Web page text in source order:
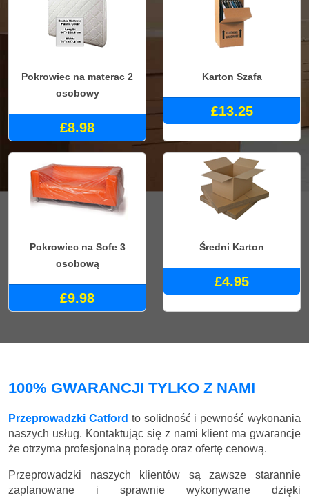
Pokrowiec na materac 2
osobowy
£8.98
Karton Szafa
£13.25
Pokrowiec na Sofe 3
osobową
£9.98
Średni Karton
£4.95
100% GWARANCJI TYLKO Z NAMI
Przeprowadzki Catford to solidność i pewność wykonania
naszych usług. Kontaktując się z nami klient ma gwarancje
że otrzyma profesjonalną poradę oraz ofertę cenową.
Przeprowadzki naszych klientów są zawsze starannie
zaplanowane i sprawnie wykonywane dzięki